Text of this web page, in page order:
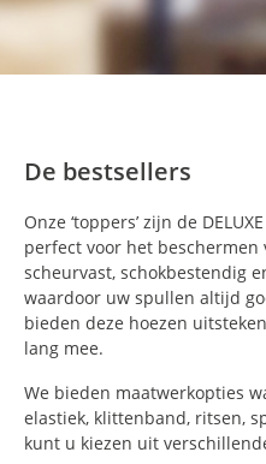
De bestsellers
Onze ‘toppers’ zijn de
perfect voor het beschermen
scheurvast, schokbestendig
waardoor uw spullen altijd
bieden deze hoezen
lang mee.
We bieden maatwerkopties
elastiek, klittenband, ritsen,
kunt u kiezen uit
Stakker roll
€ 3,20